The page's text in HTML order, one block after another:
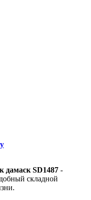
дамаск SD1487 -
складной